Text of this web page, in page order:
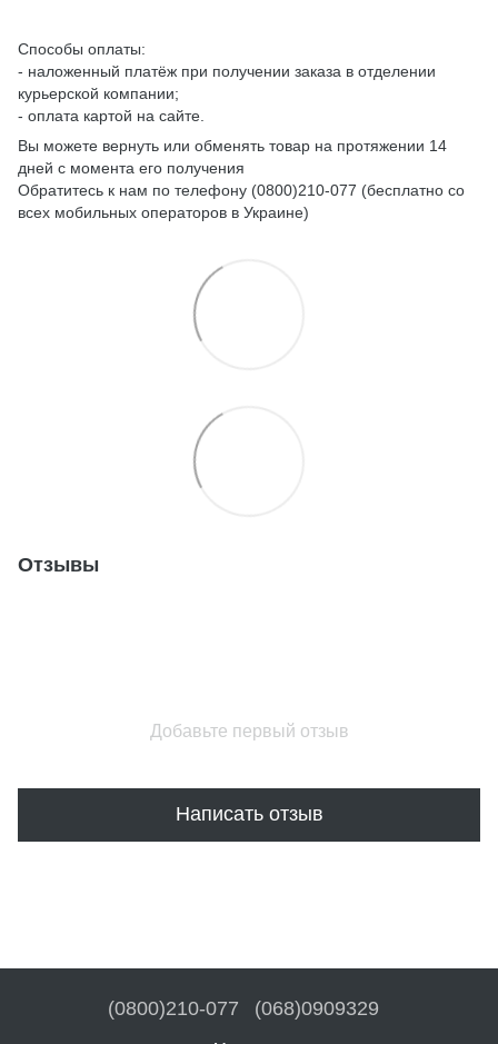
Способы оплаты:
- наложенный платёж при получении заказа в отделении
курьерской компании;
- оплата картой на сайте.
Вы можете вернуть или обменять товар на протяжении 14
дней с момента его получения
Обратитесь к нам по телефону (0800)210-077 (бесплатно со
всех мобильных операторов в Украине)
Отзывы
Добавьте первый отзыв
Написать отзыв
(0800)210-077 (068)0909329